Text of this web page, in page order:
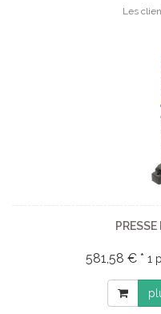
Les
PRESSE
581,58 € * 1